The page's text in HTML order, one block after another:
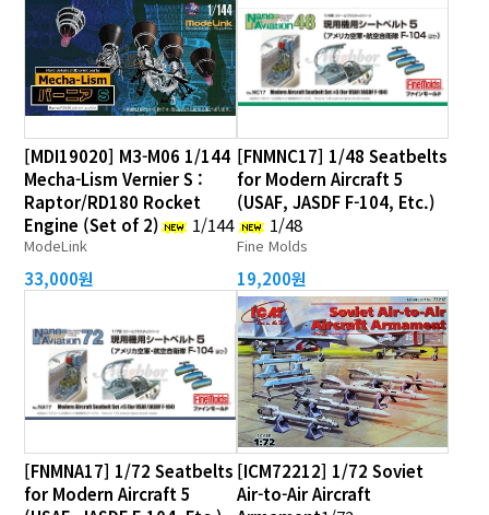
[MDI19020] M3-M06 1/144
Mecha-Lism Vernier S :
Raptor/RD180 Rocket
Engine (Set of 2)
1/144
ModeLink
33,000원
[FNMNC17] 1/48 Seatbelts
for Modern Aircraft 5
(USAF, JASDF F-104, Etc.)
1/48
Fine Molds
19,200원
[FNMNA17] 1/72 Seatbelts
for Modern Aircraft 5
[ICM72212] 1/72 Soviet
Air-to-Air Aircraft